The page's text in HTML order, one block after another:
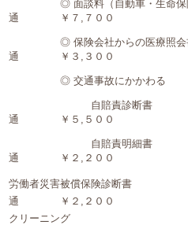
◎ 面談料（自動車・生
通 ￥７,７００
◎ 保険会社からの医療
通 ￥３,３００
◎ 交通事故にかかわる
自賠責診
通 ￥５,５００
自賠責明
通 ￥２,２００
労働者災害被償
通 ￥２,２００
クリーニ